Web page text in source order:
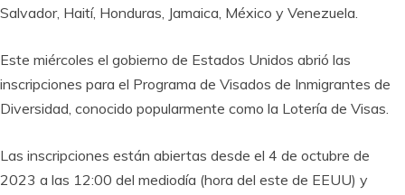
Salvador, Haití, Honduras, Jamaica, México y Venezuela.
Este miércoles el gobierno de Estados Unidos abrió las
inscripciones para el Programa de Visados de Inmigrantes de
Diversidad, conocido popularmente como la Lotería de Visas.
Las inscripciones están abiertas desde el 4 de octubre de
2023 a las 12:00 del mediodía (hora del este de EEUU) y